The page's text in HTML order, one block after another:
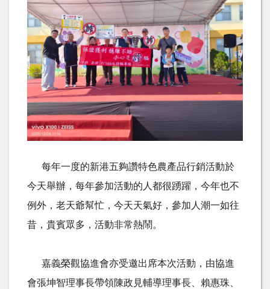
每年一度的新港五夠讚特色農產品行銷活動於
今天舉辦，每年參加活動的人都很踴躍，今年也不
例外，老天爺幫忙，今天天氣好，參加人潮一如往
昔，貴賓眾多，活動非常熱鬧。
嘉義榮觀協進會亦受邀出席本次活動，由協進
會張坤智理事長帶領陳政見輔導理事長、賴惠珠、